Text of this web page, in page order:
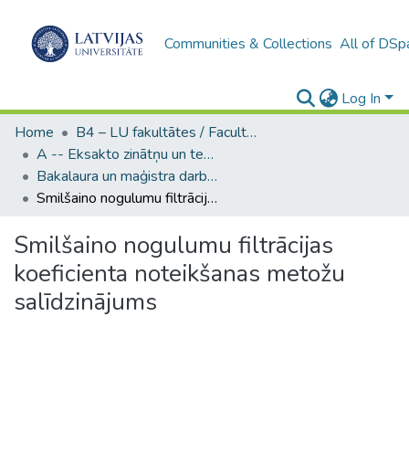
Communities & Collections All of
Log In
Home
B4 – LU fakultātes / Faculties of the UL
A -- Eksakto zinātņu un tehnoloģiju fakultāte / Faculty of Science and Technology
Bakalaura un maģistra darbi (EZTF) / Bachelor's and Master's theses
Smilšaino nogulumu filtrācijas koeficienta noteikšanas metožu salīdzinājums
Smilšaino nogulumu filtrācijas
koeficienta noteikšanas metožu
salīdzinājums